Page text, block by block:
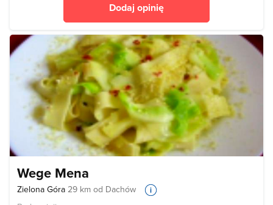
Dodaj opinię
Wege Mena
Zielona Góra 29 km od Dachów